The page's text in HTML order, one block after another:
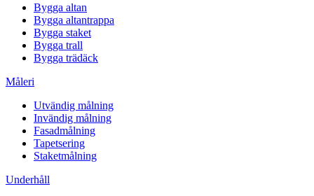
Bygga altan
Bygga altantrappa
Bygga staket
Bygga trall
Bygga trädäck
Måleri
Utvändig målning
Invändig målning
Fasadmålning
Tapetsering
Staketmålning
Underhåll